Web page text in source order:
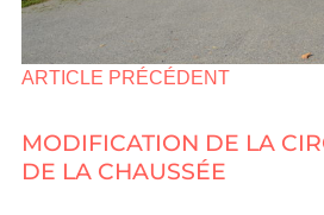
ARTICLE PRÉCÉDENT
MODIFICATION DE LA
DE LA CHAUSSÉE